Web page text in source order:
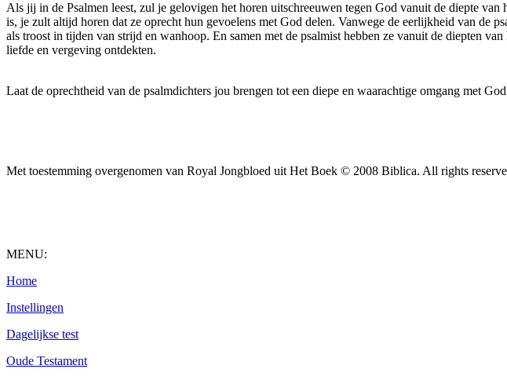
Als jij in de Psalmen leest, zul je gelovigen het horen uitschreeuwen tegen God vanuit de diepte
is, je zult altijd horen dat ze oprecht hun gevoelens met God delen. Vanwege de eerlijkheid van de
als troost in tijden van strijd en wanhoop. En samen met de psalmist hebben ze vanuit de diepten
liefde en vergeving ontdekten.
Laat de oprechtheid van de psalmdichters jou brengen tot een diepe en waarachtige omgang met
Met toestemming overgenomen van Royal Jongbloed uit Het Boek © 2008 Biblica. All rights
MENU:
Home
Instellingen
Dagelijkse test
Oude Testament